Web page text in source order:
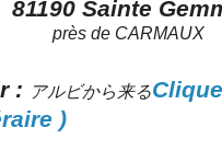
81190 Sainte
près de CARMAUX
: アルビから来る
)